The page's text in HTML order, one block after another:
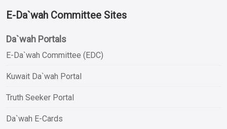
E-Da`wah Committee Sites
Da`wah Portals
E-Da`wah Committee (EDC)
Kuwait Da`wah Portal
Truth Seeker Portal
Da`wah E-Cards